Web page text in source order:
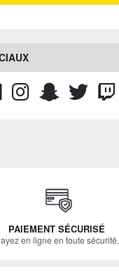
PAIEMENT SÉCURISÉ
en ligne en toute sécurité.